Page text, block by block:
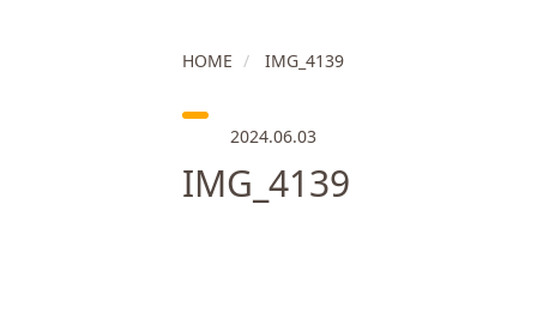
HOME IMG_4139
2024.06.03
IMG_4139